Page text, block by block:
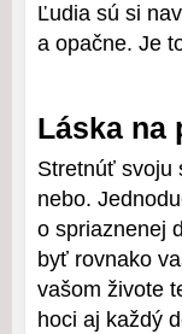
Ľudia sú si
a opačne. Je
Láska na
Stretnúť svoju
nebo.
o spriaznenej
byť rovnako
vašom živote
hoci aj každý